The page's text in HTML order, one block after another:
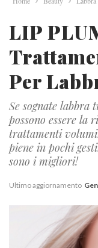
LIP
Per
Se sognate labbra
possono essere la
trattamenti
piene in pochi
sono i migliori!
Ultimo aggiornamento